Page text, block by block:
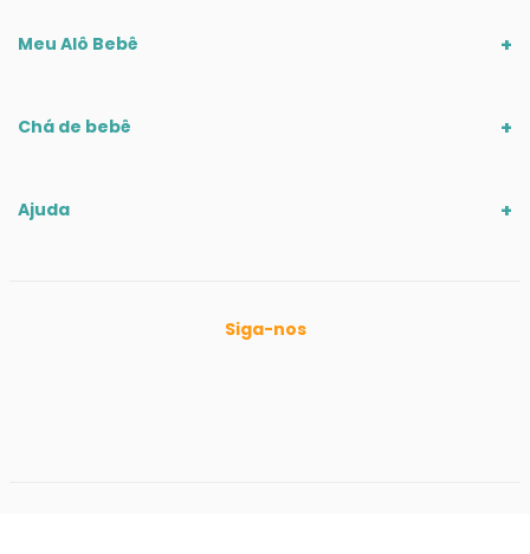
Meu Alô Bebê
Chá de bebê
Ajuda
Siga-nos